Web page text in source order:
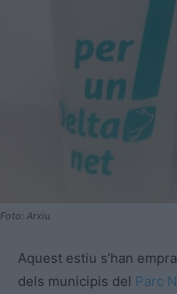
Foto: Arxiu
Aquest estiu s’han
dels municipis del Parc